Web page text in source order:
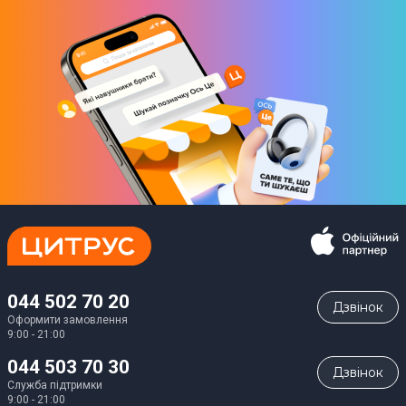
Лампа для манікюру; Інструкція
Габарити
22,1 х 22 х 9,7 см
044 502 70 20
Оформити замовлення
9:00 - 21:00
Дзвiнок
044 503 70 30
Служба підтримки
9:00 - 21:00
Дзвiнок